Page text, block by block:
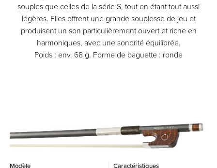
souples que celles de la série S, tout en étant tout aussi
légères. Elles offrent une grande souplesse de jeu et
produisent un son particulièrement ouvert et riche en
harmoniques, avec une sonorité équilibrée.
Poids : env. 68 g. Forme de baguette : ronde
Modèle
Caractéristiques